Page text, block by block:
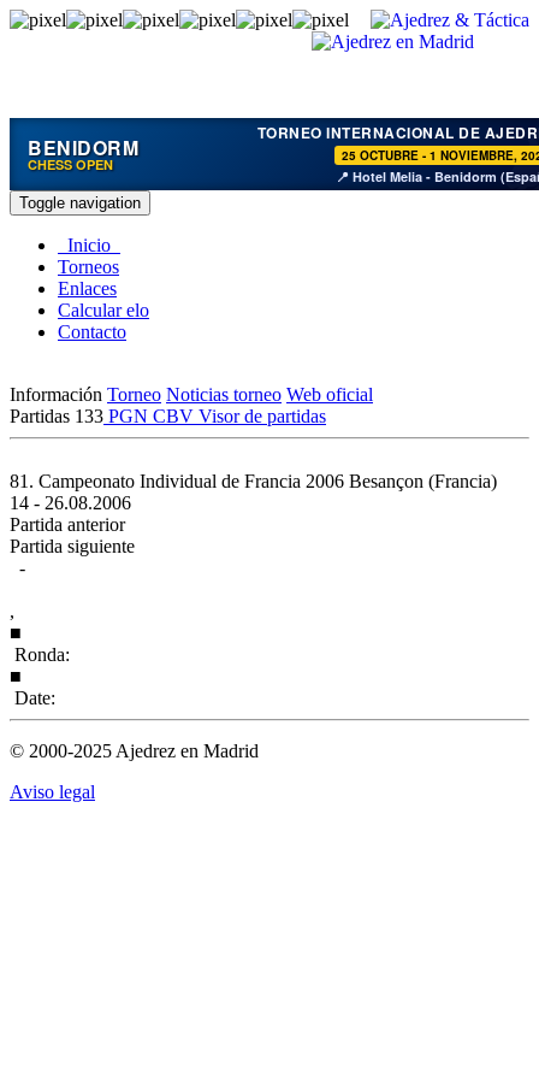
BENIDORM
CHESS OPEN
TORNEO INTERNACIONAL DE
25 OCTUBRE - 1 NOVIEMBRE,
📍 Hotel Melia - Benidorm
Toggle navigation
Inicio
Torneos
Enlaces
Calcular elo
Contacto
Información Torneo Noticias torneo Web oficial
Partidas 133 PGN CBV Visor de partidas
81. Campeonato Individual de Francia 2006 Besançon (Francia)
14 - 26.08.2006
Partida anterior
Partida siguiente
-
,
■
Ronda:
■
Date:
© 2000-2025 Ajedrez en Madrid
Aviso legal